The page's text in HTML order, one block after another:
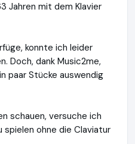
Jahren mit dem Klavier
konnte ich leider
Doch, dank Music2me,
paar Stücke auswendig
schauen, versuche ich
ohne die Claviatur